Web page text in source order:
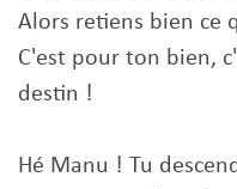
Alors retiens bien ce
C'est pour ton bien,
destin !
Hé Manu ! Tu